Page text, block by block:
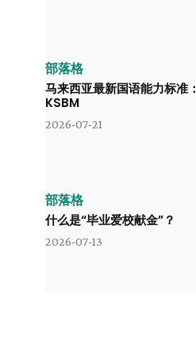
部落格
马来西亚最新国语能力标准：
KSBM
2026-07-21
部落格
什么是“毕业爱校献金”？
2026-07-13